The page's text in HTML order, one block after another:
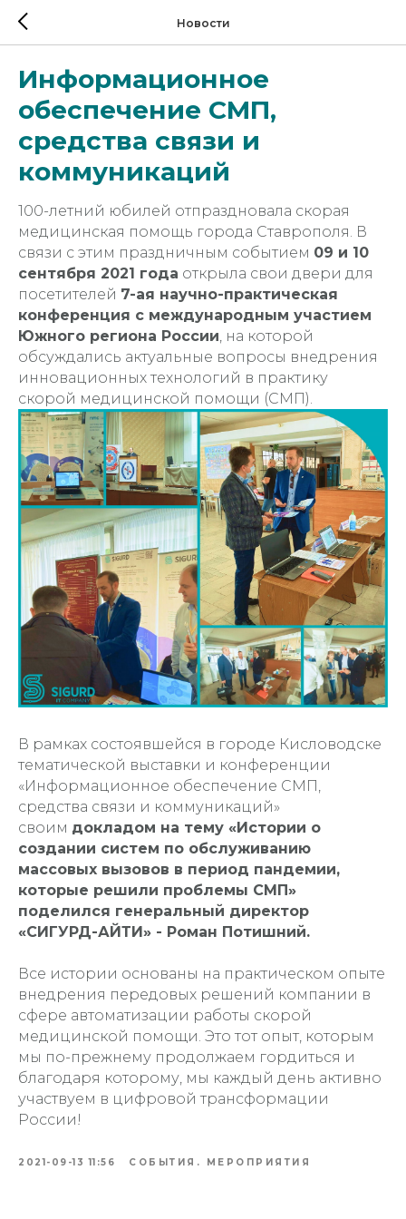
Новости
Информационное
обеспечение СМП,
средства связи и
коммуникаций
100-летний юбилей отпраздновала скорая
медицинская помощь города Ставрополя. В
связи с этим праздничным событием 09 и 10
сентября 2021 года открыла свои двери для
посетителей 7-ая научно-практическая
конференция с международным участием
Южного региона России, на которой
обсуждались актуальные вопросы внедрения
инновационных технологий в практику
скорой медицинской помощи (СМП).
В рамках состоявшейся в городе Кисловодске
тематической выставки и конференции
«Информационное обеспечение СМП,
средства связи и коммуникаций»
своим докладом на тему «Истории о
создании систем по обслуживанию
массовых вызовов в период пандемии,
которые решили проблемы СМП»
поделился генеральный директор
«СИГУРД-АЙТИ» - Роман Потишний.
Все истории основаны на практическом опыте
внедрения передовых решений компании в
сфере автоматизации работы скорой
медицинской помощи. Это тот опыт, которым
мы по-прежнему продолжаем гордиться и
благодаря которому, мы каждый день активно
участвуем в цифровой трансформации
России!
2021-09-13 11:56 СОБЫТИЯ. МЕРОПРИЯТИЯ